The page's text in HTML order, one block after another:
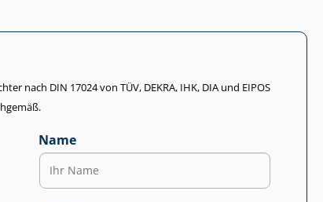
nach DIN 17024 von TÜV, DEKRA, IHK, DIA und EIPOS
Name